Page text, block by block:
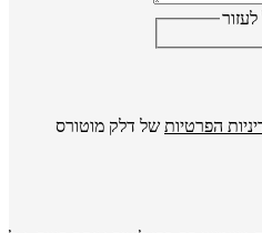
הפרטיות של דלק מוטורס